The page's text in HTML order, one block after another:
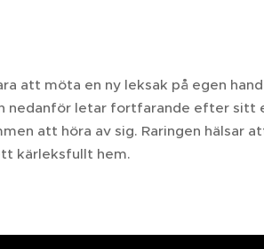
att möta en ny leksak på egen
nedanför letar fortfarande efter sitt
att höra av sig. Raringen hälsar
kärleksfullt hem. ❤️